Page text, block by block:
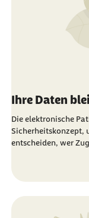
Ihre Daten
Die elektronische
Sicherheitskonzept,
entscheiden, wer